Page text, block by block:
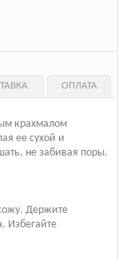
ОПЛАТА
крахмалом
ее сухой и
не забивая поры.
Держите
Избегайте